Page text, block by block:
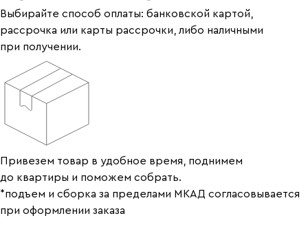
Выбирайте способ оплаты: банковской картой,
рассрочка или карты рассрочки, либо наличными
при получении.
Привезем товар в удобное время, поднимем
до квартиры и поможем собрать.
*подъем и сборка за пределами МКАД согласовывается
при оформлении заказа